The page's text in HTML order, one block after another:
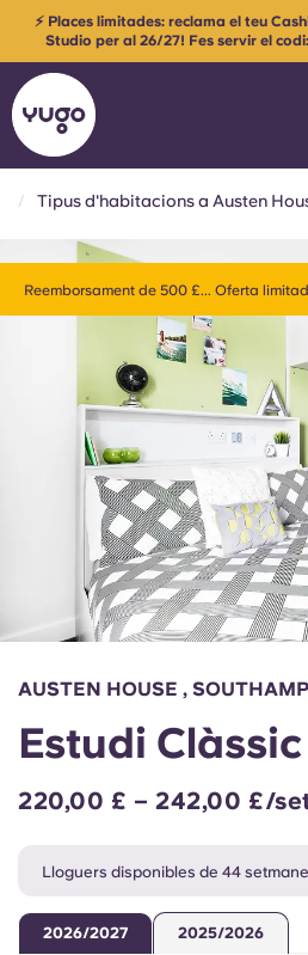
Sobre
Ubicacions
Més
Compte
English
Chinese
Español
Català
Deutsch
Selecciona un país
Reserva
English (US)
Català
Italian
Portuguese
⚡ Places limitades: reclama el teu
Studio per al 26/27! Fes servir el
S'apliquen els termes i
Tipus d'habitacions a Austen
Reemborsament de 500 £... Oferta
AUSTEN HOUSE ,
Estudi Clàssic
220,00 £ – 242,00 £/
Lloguers disponibles de 44
2026/2027 2025/2026